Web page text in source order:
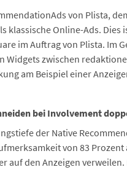
von Plista,
klassische Online-Ads.
im Auftrag von Plista. Im
Widgets zwischen
am Beispiel einer
bei Involvement
der Native
von 83
auf den Anzeigen